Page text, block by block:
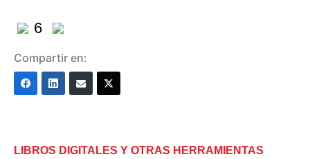
6
Compartir en:
LIBROS DIGITALES Y OTRAS HERRAMIENTAS